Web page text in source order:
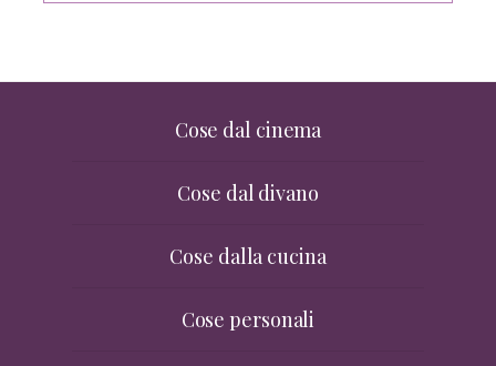
Cose dal cinema
Cose dal divano
Cose dalla cucina
Cose personali